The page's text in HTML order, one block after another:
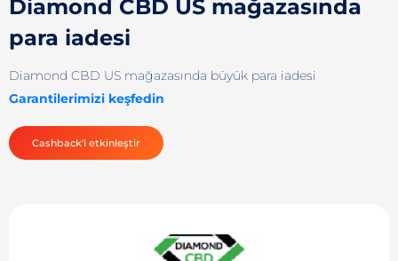
Diamond CBD US mağazasında
para iadesi
Diamond CBD US mağazasında büyük para iadesi
Garantilerimizi keşfedin
Cashback'i etkinleştir